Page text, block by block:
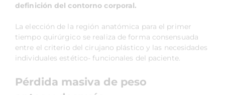
definición del contorno corporal.
La elección de la región anatómica para el primer
tiempo quirúrgico se realiza de forma consensuada
entre el criterio del cirujano plástico y las necesidades
individuales estético- funcionales del paciente.
Pérdida masiva de peso